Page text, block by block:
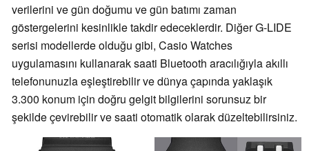
verilerini ve gün doğumu ve gün batımı zaman
göstergelerini kesinlikle takdir edeceklerdir. Diğer G-LIDE
serisi modellerde olduğu gibi, Casio Watches
uygulamasını kullanarak saati Bluetooth aracılığıyla akıllı
telefonunuzla eşleştirebilir ve dünya çapında yaklaşık
3.300 konum için doğru gelgit bilgilerini sorunsuz bir
şekilde çevirebilir ve saati otomatik olarak düzeltebilirsiniz.